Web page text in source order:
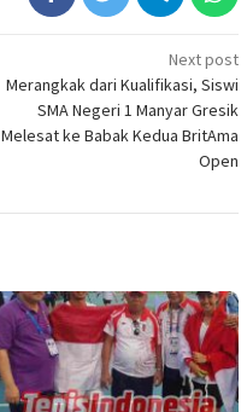
Next post
Merangkak dari Kualifikasi, Siswi
SMA Negeri 1 Manyar Gresik
Melesat ke Babak Kedua BritAma
Open